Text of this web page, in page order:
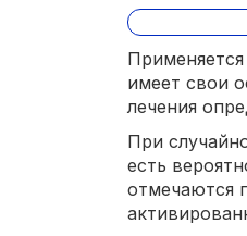
имеет свои
лечения
При
есть
отмечаются